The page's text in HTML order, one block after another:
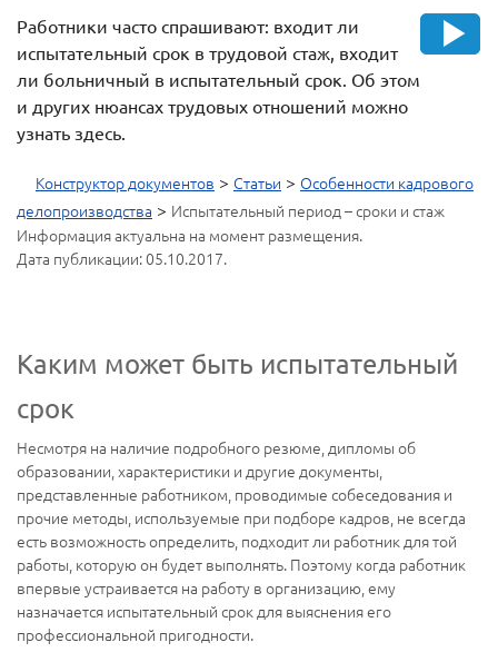
Работники часто спрашивают: входит ли
испытательный срок в трудовой стаж, входит
ли больничный в испытательный срок. Об этом
и других нюансах трудовых отношений можно
узнать здесь.
Конструктор документов > Статьи > Особенности кадрового
делопроизводства > Испытательный период – сроки и стаж
Информация актуальна на момент размещения.
Дата публикации: 05.10.2017.
Каким может быть испытательный
срок
Несмотря на наличие подробного резюме, дипломы об
образовании, характеристики и другие документы,
представленные работником, проводимые собеседования и
прочие методы, используемые при подборе кадров, не всегда
есть возможность определить, подходит ли работник для той
работы, которую он будет выполнять. Поэтому когда работник
впервые устраивается на работу в организацию, ему
назначается испытательный срок для выяснения его
профессиональной пригодности.